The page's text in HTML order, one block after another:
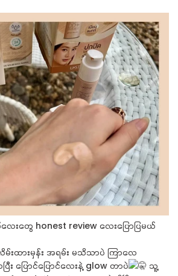
တွေ honest review လေးပြောပြမယ်
ထားမှန်း အရမ်း မသိသာပဲ ကြာလေ
ပြောင်ပြောင်လေးနဲ့ glow တာပဲ
သူ့